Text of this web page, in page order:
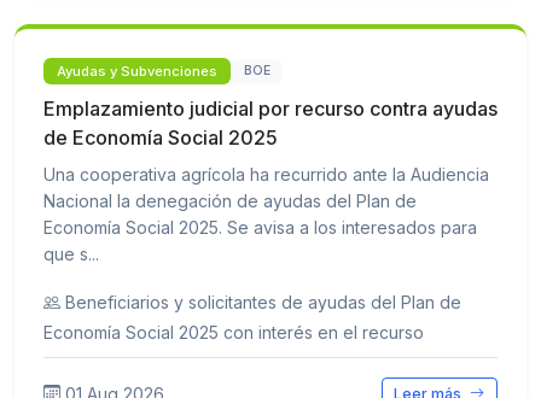
Ayudas y Subvenciones BOE
Emplazamiento judicial por recurso contra ayudas
de Economía Social 2025
Una cooperativa agrícola ha recurrido ante la Audiencia
Nacional la denegación de ayudas del Plan de
Economía Social 2025. Se avisa a los interesados para
que s...
Beneficiarios y solicitantes de ayudas del Plan de
Economía Social 2025 con interés en el recurso
01 Aug 2026 Leer más